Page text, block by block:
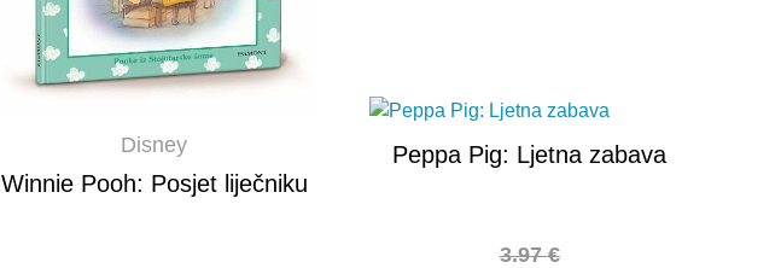
Disney
Winnie Pooh: Posjet liječniku
Peppa Pig: Ljetna zabava
3.97€